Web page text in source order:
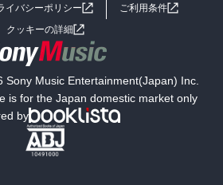
小説
海外小説
SF
文学
イバシーポリシー
ご利用条件
クッキーの詳細
Sony Music Entertainment(Japan) Inc.
is for the Japan domestic market only
by